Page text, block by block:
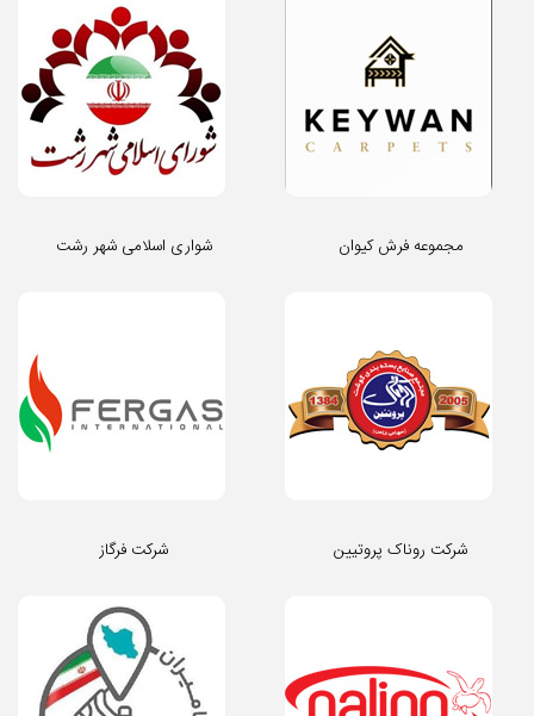
شواری اسلامی شهر رشت مجموعه فرش کیوان
شرکت فرگاز شرکت روناک پروتیین